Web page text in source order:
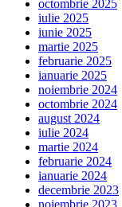
octombrie 2025
iulie 2025
iunie 2025
martie 2025
februarie 2025
ianuarie 2025
noiembrie 2024
octombrie 2024
august 2024
iulie 2024
martie 2024
februarie 2024
ianuarie 2024
decembrie 2023